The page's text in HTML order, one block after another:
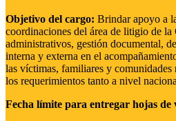
Objetivo del cargo: Brindar apoyo a
coordinaciones del área de litigio de la
administrativos, gestión documental,
interna y externa en el
las víctimas, familiares y comunidades
los requerimientos tanto a nivel
Fecha límite para entregar hojas de